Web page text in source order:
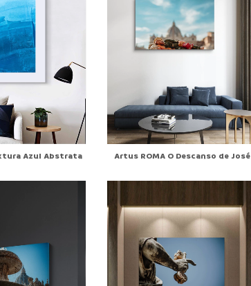
Azul Abstrata Artus ROMA O Descanso de José